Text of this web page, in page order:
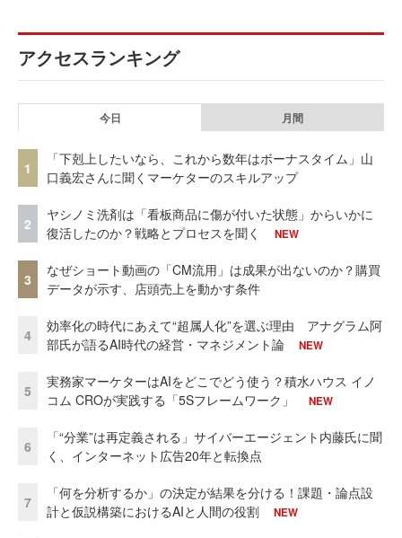
アクセスランキング
今日 月間
1
「下剋上したいなら、これから数年はボーナスタイム」山
口義宏さんに聞くマーケターのスキルアップ
2
ヤシノミ洗剤は「看板商品に傷が付いた状態」からいかに
復活したのか？戦略とプロセスを聞く
NEW
3
なぜショート動画の「CM流用」は成果が出ないのか？購買
データが示す、店頭売上を動かす条件
4
効率化の時代にあえて“超属人化”を選ぶ理由 アナグラム阿
部氏が語るAI時代の経営・マネジメント論
NEW
5
実務家マーケターはAIをどこでどう使う？積水ハウス イノ
コム CROが実践する「5Sフレームワーク」
NEW
6
「“分業”は再定義される」サイバーエージェント内藤氏に聞
く、インターネット広告20年と転換点
7
「何を分析するか」の決定が結果を分ける！課題・論点設
計と仮説構築におけるAIと人間の役割
NEW